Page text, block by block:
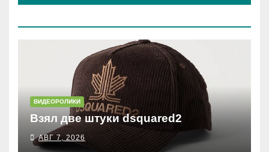
ВИДЕОРОЛИКИ
Взял две штуки dsquared2
АВГ 7, 2026